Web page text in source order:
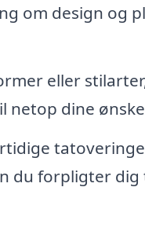
om design og
eller
netop dine
du forpligter dig